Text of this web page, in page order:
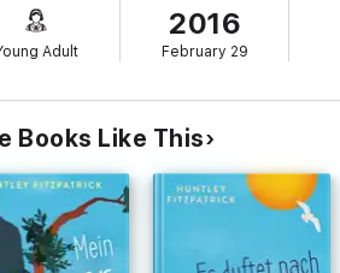
Adult
2016
February 29
Books Like This